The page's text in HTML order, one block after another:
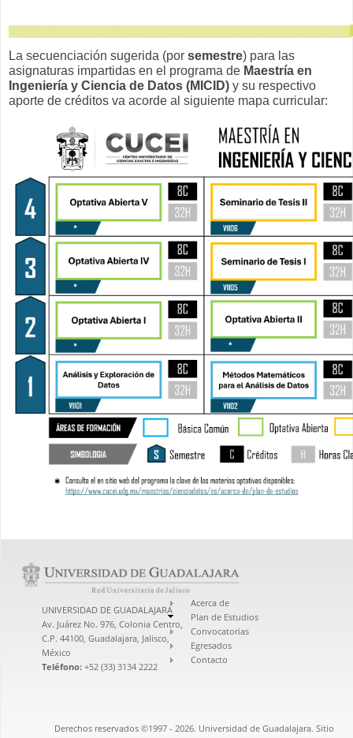
La secuenciación sugerida (por semestre) para las
asignaturas impartidas en el programa de Maestría en
Ingeniería y Ciencia de Datos (MICID) y su respectivo
aporte de créditos va acorde al siguiente mapa curricular:
UNIVERSIDAD DE GUADALAJARA
Av. Juárez No. 976, Colonia Centro,
C.P. 44100, Guadalajara, Jalisco,
México
Teléfono: +52 (33) 3134 2222
Acerca de
Plan de Estudios
Convocatorias
Egresados
Contacto
Derechos reservados ©1997 - 2026. Universidad de Guadalajara. Sitio